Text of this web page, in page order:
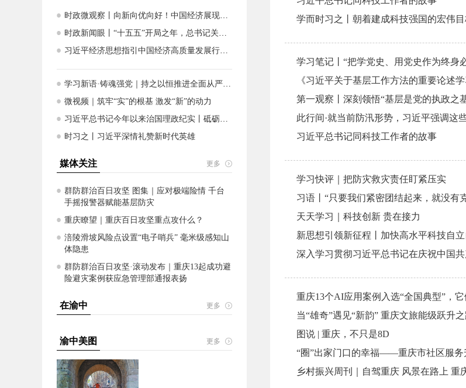
学而时习之丨朝着建成科技强国的宏伟
学习笔记丨“把学党史、用党史作为终身
《习近平关于基层工作方法的重要论述
第一观察丨深刻领悟“基层是党的执政之
此行间·就当前防汛形势，习近平强调这
习近平总书记同科技工作者的故事
学习快评｜把防灾救灾责任盯紧压实
习语丨“只要我们紧密团结起来，就没有
天天学习｜科技创新 贵在接力
新思想引领新征程丨加快高水平科技自
深入学习贯彻习近平总书记在庆祝中国
重庆13个AI应用案例入选“全国典型”，
当“雄奇”遇见“新韵” 重庆文旅能级跃升
图说 | 重庆，不只是8D
“圈”出家门口的幸福——重庆市社区服务
乡村振兴周刊｜自驾重庆 风景在路上 重